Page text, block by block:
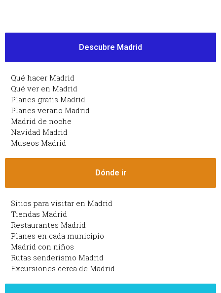
Descubre Madrid
Qué hacer Madrid
Qué ver en Madrid
Planes gratis Madrid
Planes verano Madrid
Madrid de noche
Navidad Madrid
Museos Madrid
Dónde ir
Sitios para visitar en Madrid
Tiendas Madrid
Restaurantes Madrid
Planes en cada municipio
Madrid con niños
Rutas senderismo Madrid
Excursiones cerca de Madrid